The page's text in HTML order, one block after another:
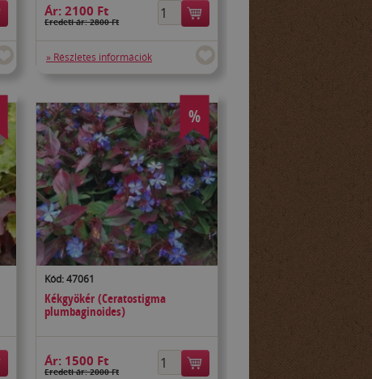
Ár: 2100 Ft
Eredeti ár: 2800 Ft
» Részletes információk
%
Kód: 47061
Kékgyökér (Ceratostigma
plumbaginoides)
Ár: 1500 Ft
Eredeti ár: 2000 Ft